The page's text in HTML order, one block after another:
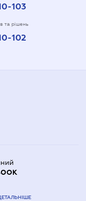
103
та рішень
102